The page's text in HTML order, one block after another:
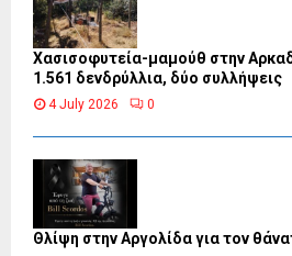
Χασισοφυτεία-μαμούθ στην
1.561 δενδρύλλια, δύο συλλήψεις
4 July 2026 0
Θλίψη στην Αργολίδα για τον